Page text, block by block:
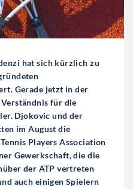
hat sich kürzlich zu
Gerade jetzt in der
für die
Djokovic und der
im August die
Players Association
Gewerkschaft, die die
der ATP vertreten
auch einigen Spielern